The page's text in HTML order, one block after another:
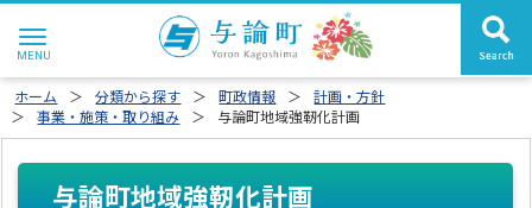
ホーム 分類から探す 町政情報
計画・方針
事業・施策・取り組み
与論町地域強靭化計画
与論町地域強靭化計画